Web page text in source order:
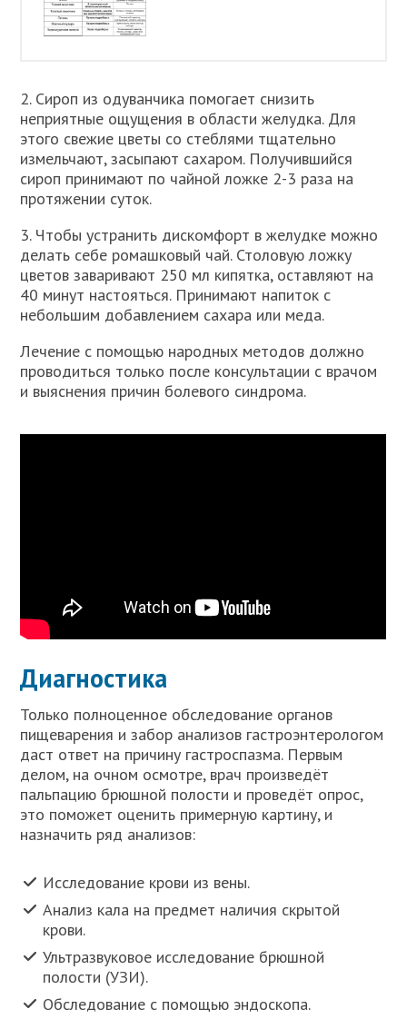
2. Сироп из одуванчика помогает снизить
неприятные ощущения в области желудка. Для
этого свежие цветы со стеблями тщательно
измельчают, засыпают сахаром. Получившийся
сироп принимают по чайной ложке 2-3 раза на
протяжении суток.
3. Чтобы устранить дискомфорт в желудке можно
делать себе ромашковый чай. Столовую ложку
цветов заваривают 250 мл кипятка, оставляют на
40 минут настояться. Принимают напиток с
небольшим добавлением сахара или меда.
Лечение с помощью народных методов должно
проводиться только после консультации с врачом
и выяснения причин болевого синдрома.
Диагностика
Только полноценное обследование органов
пищеварения и забор анализов гастроэнтерологом
даст ответ на причину гастроспазма. Первым
делом, на очном осмотре, врач произведёт
пальпацию брюшной полости и проведёт опрос,
это поможет оценить примерную картину, и
назначить ряд анализов:
Исследование крови из вены.
Анализ кала на предмет наличия скрытой
крови.
Ультразвуковое исследование брюшной
полости (УЗИ).
Обследование с помощью эндоскопа.